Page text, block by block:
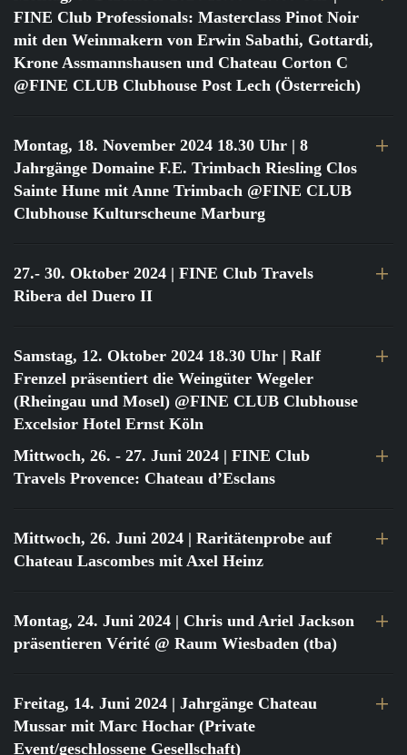
FINE Club Professionals: Masterclass Pinot Noir
mit den Weinmakern von Erwin Sabathi, Gottardi,
Krone Assmannshausen und Chateau Corton C
@FINE CLUB Clubhouse Post Lech (Österreich)
Montag, 18. November 2024 18.30 Uhr | 8
Jahrgänge Domaine F.E. Trimbach Riesling Clos
Sainte Hune mit Anne Trimbach @FINE CLUB
Clubhouse Kulturscheune Marburg
27.- 30. Oktober 2024 | FINE Club Travels
Ribera del Duero II
Samstag, 12. Oktober 2024 18.30 Uhr | Ralf
Frenzel präsentiert die Weingüter Wegeler
(Rheingau und Mosel) @FINE CLUB Clubhouse
Excelsior Hotel Ernst Köln
Mittwoch, 26. - 27. Juni 2024 | FINE Club
Travels Provence: Chateau d’Esclans
Mittwoch, 26. Juni 2024 | Raritätenprobe auf
Chateau Lascombes mit Axel Heinz
Montag, 24. Juni 2024 | Chris und Ariel Jackson
präsentieren Vérité @ Raum Wiesbaden (tba)
Freitag, 14. Juni 2024 | Jahrgänge Chateau
Mussar mit Marc Hochar (Private
Event/geschlossene Gesellschaft)